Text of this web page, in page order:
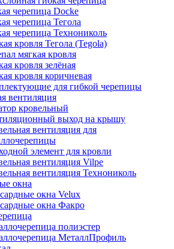
черепица Docke
черепица Тегола
черепица Технониколь
кровля Тегола (Tegola)
мягкая кровля
кровля зелёная
кровля коричневая
для гибкой черепицы
вентиляция
кровельный
выход на крышу
вентиляция для
элемент для кровли
вентиляция Vilpe
вентиляция Технониколь
окна
окна Velux
окна Факро
полиэстер
МеталлПрофиль